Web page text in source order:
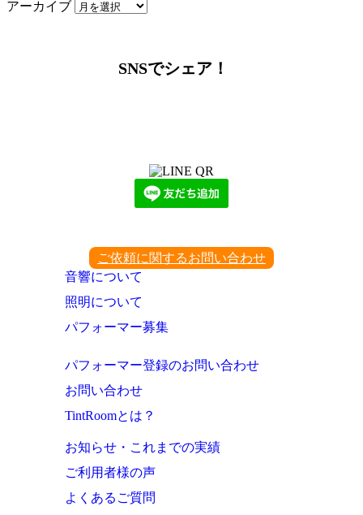
アーカイブ
SNSでシェア！
ご依頼に関するお問い合わせ
音響について
照明について
パフォーマー募集
パフォーマー登録のお問い合わせ
お問い合わせ
TintRoomとは？
お知らせ・これまでの実績
ご利用者様の声
よくあるご質問